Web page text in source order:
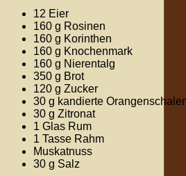
12 Eier
160 g Rosinen
160 g Korinthen
160 g Knochenmark
160 g Nierentalg
350 g Brot
120 g Zucker
30 g kandierte
30 g Zitronat
1 Glas Rum
1 Tasse Rahm
Muskatnuss
30 g Salz